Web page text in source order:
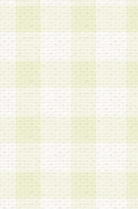
更手続きを行うもの
会員に対して、電
が会員登録者本人で
ンケートの回答内容
期的に行う登録情
新手続きを行うもの
ない場合、その時点
るものとします。